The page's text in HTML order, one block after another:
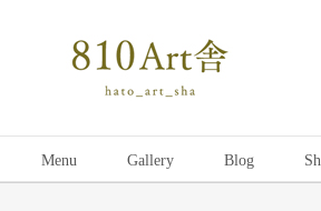
Menu Gallery Blog